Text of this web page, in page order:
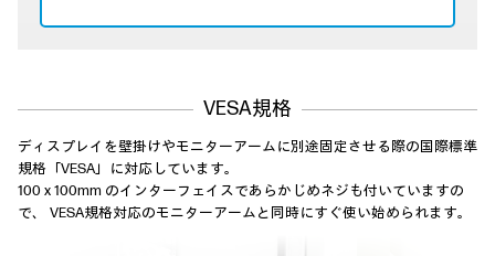
VESA規格
ディスプレイを壁掛けやモニターアームに別途固定させる際の国際標準
規格「VESA」に対応しています。
100 x 100mm のインターフェイスであらかじめネジも付いていますの
で、
VESA規格対応のモニターアームと同時にすぐ使い始められます。